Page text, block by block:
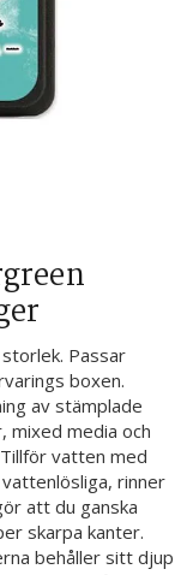
Passar
boxen.
av stämplade
mixed media och
vatten med
rinner
att du ganska
skarpa kanter.
behåller sitt djup